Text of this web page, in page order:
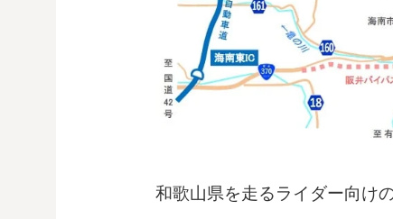
和歌山県を走るライダー向け